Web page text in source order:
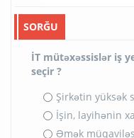
SORĞU
İT mütəxəssislər iş
seçir ?
Şirkətin yüksək
İşin, layihənin
Əmək